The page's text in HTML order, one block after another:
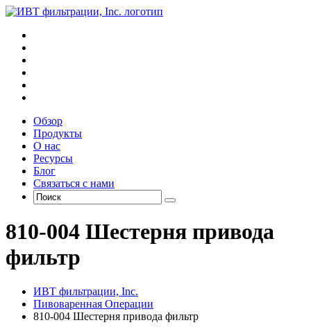
Обзор
Продукты
О нас
Ресурсы
Блог
Связаться с нами
810-004 Шестерня привода
фильтр
ИВТ фильтрации, Inc.
Пивоваренная Операции
810-004 Шестерня привода фильтр